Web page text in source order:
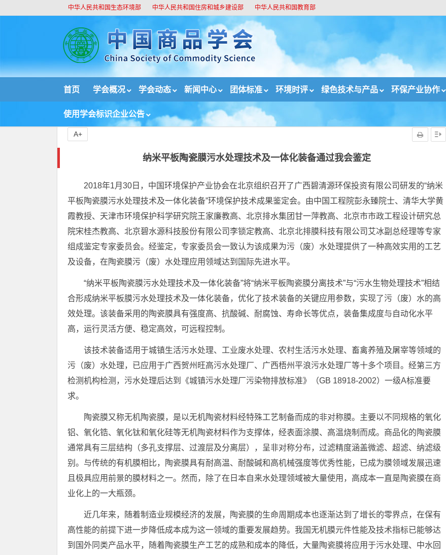
中华人民共和国生态环境部 中华人民共和国住房和城乡建设部 中华人民共和国教育部
首页 学会概况 学会动态 新闻中心 团体标准 环境时评 绿色技术与产品 环保产业协作
使用学会标识企业公告
//
首页 绿色技术与绿色产品 纳米平板陶瓷膜污水处理技术及一体化装备通过我会鉴定
纳米平板陶瓷膜污水处理技术及一体化装备通过我会鉴定
A+
2018年1月30日，中国环境保护产业协会在北京组织召开了广西碧清源环保投资有限公司研发的“纳米
平板陶瓷膜污水处理技术及一体化装备”环境保护技术成果鉴定会。由中国工程院彭永臻院士、清华大学黄
霞教授、天津市环境保护科学研究院王家廉教高、北京排水集团甘一萍教高、北京市市政工程设计研究总
院宋桂杰教高、北京碧水源科技股份有限公司李锁定教高、北京北排膜科技有限公司艾冰副总经理等专家
组成鉴定专家委员会。经鉴定，专家委员会一致认为该成果为污（废）水处理提供了一种高效实用的工艺
及设备，在陶瓷膜污（废）水处理应用领域达到国际先进水平。
“纳米平板陶瓷膜污水处理技术及一体化装备”将“纳米平板陶瓷膜分离技术”与“污水生物处理技术”相结
合形成纳米平板膜污水处理技术及一体化装备，优化了技术装备的关键应用参数，实现了污（废）水的高
效处理。该装备采用的陶瓷膜具有强度高、抗酸碱、耐腐蚀、寿命长等优点，装备集成度与自动化水平
高，运行灵活方便、稳定高效，可远程控制。
该技术装备适用于城镇生活污水处理、工业废水处理、农村生活污水处理、畜禽养殖及屠宰等领域的
污（废）水处理，已应用于广西贺州旺高污水处理厂、广西梧州平浪污水处理厂等十多个项目。经第三方
检测机构检测，污水处理后达到《城镇污水处理厂污染物排放标准》（GB 18918-2002）一级A标准要
求。
陶瓷膜又称无机陶瓷膜，是以无机陶瓷材料经特殊工艺制备而成的非对称膜。主要以不同规格的氧化
铝、氧化锆、氧化钛和氧化硅等无机陶瓷材料作为支撑体，经表面涂膜、高温烧制而成。商品化的陶瓷膜
通常具有三层结构（多孔支撑层、过渡层及分离层），呈非对称分布，过滤精度涵盖微滤、超滤、纳滤级
别。与传统的有机膜相比，陶瓷膜具有耐高温、耐酸碱和高机械强度等优秀性能，已成为膜领域发展迅速
且极具应用前景的膜材料之一。然而，除了在日本自来水处理领域被大量使用，高成本一直是陶瓷膜在商
业化上的一大瓶颈。
近几年来，随着制造业规模经济的发展，陶瓷膜的生命周期成本也逐渐达到了增长的零界点，在保有
高性能的前提下进一步降低成本成为这一领域的重要发展趋势。我国无机膜元件性能及技术指标已能够达
到国外同类产品水平，随着陶瓷膜生产工艺的成熟和成本的降低，大量陶瓷膜将应用于污水处理、中水回